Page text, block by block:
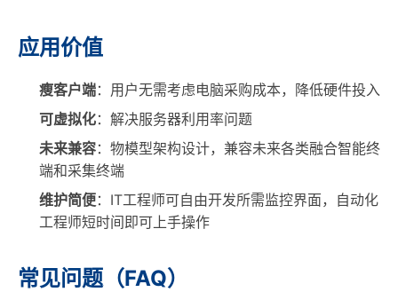
应用价值
瘦客户端：用户无需考虑电脑采购成本，降低硬件投入
可虚拟化：解决服务器利用率问题
未来兼容：物模型架构设计，兼容未来各类融合智能终
端和采集终端
维护简便：IT工程师可自由开发所需监控界面，自动化
工程师短时间即可上手操作
常见问题（FAQ）